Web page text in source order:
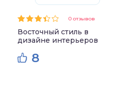
0 отзывов
Восточный стиль в
дизайне интерьеров
8